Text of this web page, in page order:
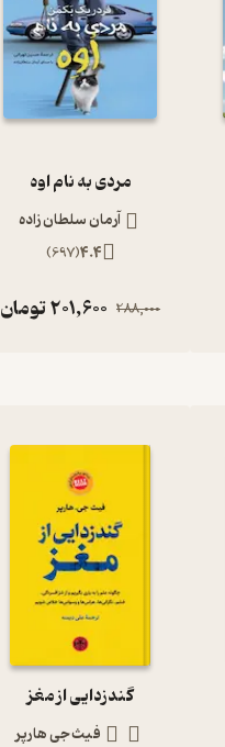
مردی به نام اوه
آرمان سلطان زاده
4.4
(
697
)
288,000
201,600تومان
گندزدایی از مغز
فیث جی هارپر